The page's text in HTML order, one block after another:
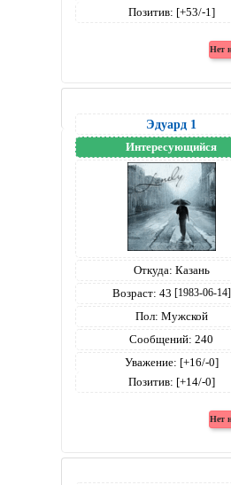
Позитив: [+53/-1]
Эдуард 1
Интересующийся
Откуда: Казань
Возраст: 43 [1983-06-14]
Пол: Мужской
Сообщений: 240
Уважение: [+16/-0]
Позитив: [+14/-0]